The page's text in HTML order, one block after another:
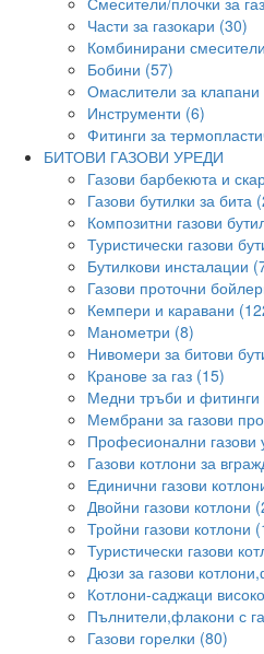
Части за газокари (30)
Комбинирани
Бобини (57)
Омаслители за клапани
Инструменти (6)
Фитинги за
БИТОВИ ГАЗОВИ УРЕДИ
Газови барбекюта и
Газови бутилки за бита
Композитни газови
Туристически газови
Бутилкови инсталации
Газови проточни
Кемпери и каравани
Манометри (8)
Нивомери за битови
Кранове за газ (15)
Медни тръби и фитинги
Мембрани за газови
Професионални газови
Газови котлони за
Единични газови
Двойни газови котлони
Тройни газови котлони
Туристически газови
Дюзи за газови
Котлони-саджаци
Пълнители,флакони с
Газови горелки (80)